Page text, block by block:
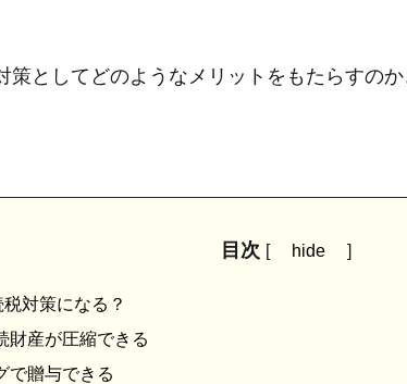
としてどのようなメリットをもたらすの
目次 [ hide ]
対策になる？
財産が圧縮できる
で贈与できる